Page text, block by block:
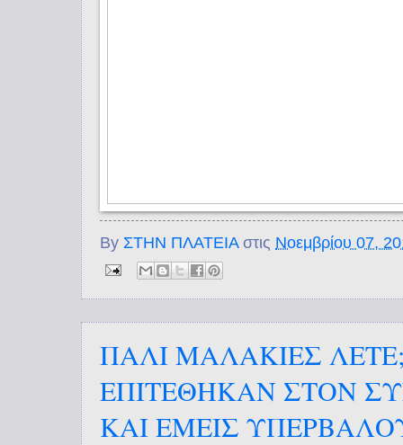
By ΣΤΗΝ ΠΛΑΤΕΙΑ στις Νοεμβρίου 07,
ΠΑΛΙ ΜΑΛΑΚΙΕΣ
ΕΠΙΤΕΘΗΚΑΝ ΣΤΟΝ
ΚΑΙ ΕΜΕΙΣ